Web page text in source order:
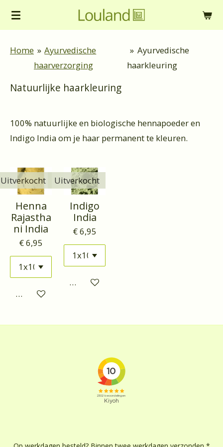
Ga
de
hoofdinhoud
Home » Ayurvedische
haarverzorging
» Ayurvedische
haarkleuring
Natuurlijke haarkleuring
100% natuurlijke en biologische hennapoeder en
Indigo India om je haar permanent te kleuren.
Uitverkocht
Henna
Rajastha
ni India
€ 6,95
Houd mij op de hoogte
Uitverkocht
Indigo
India
€ 6,95
Houd mij op de hoogte